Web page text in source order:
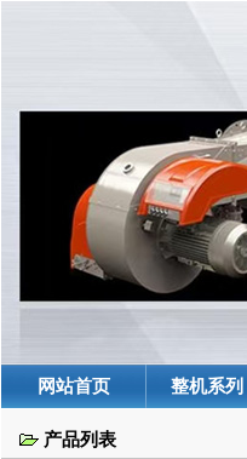
网站首页 整机系列
产品列表